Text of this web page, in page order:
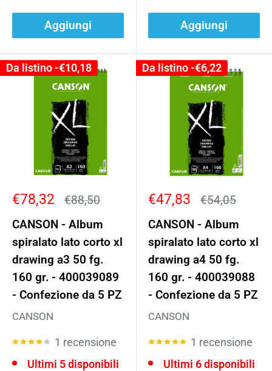
Aggiungi Aggiungi
Da listino -€10,18
Prezzo
€78,32 Prezzo
€88,50
CANSON - Album
spiralato lato corto xl
drawing a3 50 fg.
160 gr. - 400039089
- Confezione da 5 PZ
CANSON
1 recensione
Ultimi 5 disponibili
Da listino -€6,22
Prezzo
€47,83 Prezzo
€54,05
CANSON - Album
spiralato lato corto xl
drawing a4 50 fg.
160 gr. - 400039088
- Confezione da 5 PZ
CANSON
1 recensione
Ultimi 6 disponibili